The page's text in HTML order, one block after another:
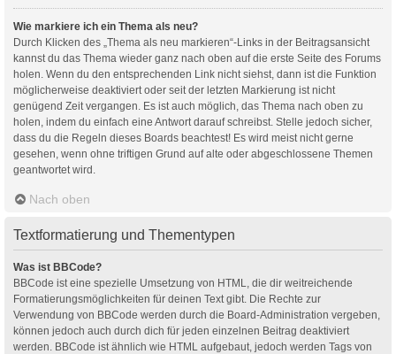
Wie markiere ich ein Thema als neu?
Durch Klicken des „Thema als neu markieren“-Links in der Beitragsansicht
kannst du das Thema wieder ganz nach oben auf die erste Seite des Forums
holen. Wenn du den entsprechenden Link nicht siehst, dann ist die Funktion
möglicherweise deaktiviert oder seit der letzten Markierung ist nicht
genügend Zeit vergangen. Es ist auch möglich, das Thema nach oben zu
holen, indem du einfach eine Antwort darauf schreibst. Stelle jedoch sicher,
dass du die Regeln dieses Boards beachtest! Es wird meist nicht gerne
gesehen, wenn ohne triftigen Grund auf alte oder abgeschlossene Themen
geantwortet wird.
Nach oben
Textformatierung und Thementypen
Was ist BBCode?
BBCode ist eine spezielle Umsetzung von HTML, die dir weitreichende
Formatierungsmöglichkeiten für deinen Text gibt. Die Rechte zur
Verwendung von BBCode werden durch die Board-Administration vergeben,
können jedoch auch durch dich für jeden einzelnen Beitrag deaktiviert
werden. BBCode ist ähnlich wie HTML aufgebaut, jedoch werden Tags von